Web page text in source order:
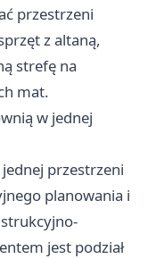
przestrzeni
z altaną,
strefę na
mat.
w jednej
jednej przestrzeni
planowania i
jest podział